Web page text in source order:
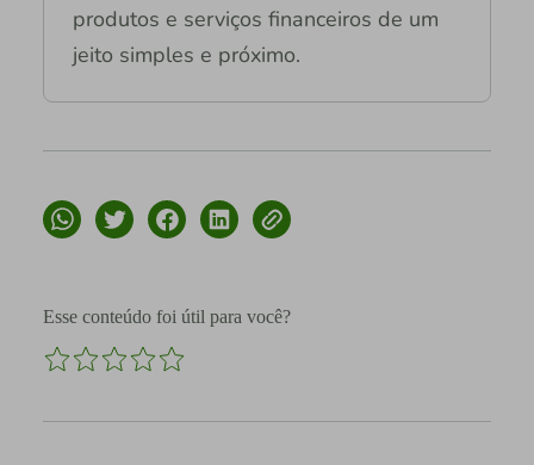
produtos e serviços financeiros de um
jeito simples e próximo.
Esse conteúdo foi útil para você?